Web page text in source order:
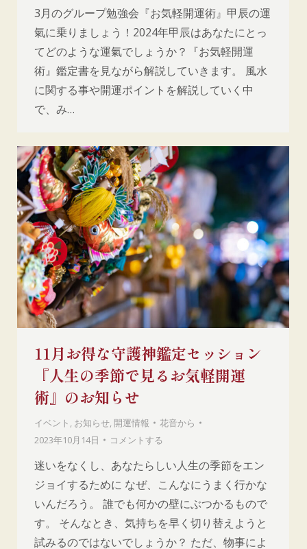
3月のグループ勉強会『お気軽開運術』甲辰の運
氣に乗りましょう！2024年甲辰はあなたにとっ
てどのような運氣でしょうか？『お気軽開運
術』鑑定書を見ながら解説していきます。 風水
に関する事や開運ポイントを解説していく中
で、み…
11月お得な守護神鑑定セッション
『人生の季節で見るお気軽開運
術』のお知らせ
イベント , お知らせ, 開運情報 花音から
2023年10月14日
コメントする
迷いをなくし、あなたらしい人生の季節をエン
ジョイするために なぜ、こんなにうまく行かな
いんだろう。 誰でも何かの壁にぶつかるもので
す。 そんなとき、気持ちを早く切り替えようと
試みるのではないでしょうか？ ただ、物事によ